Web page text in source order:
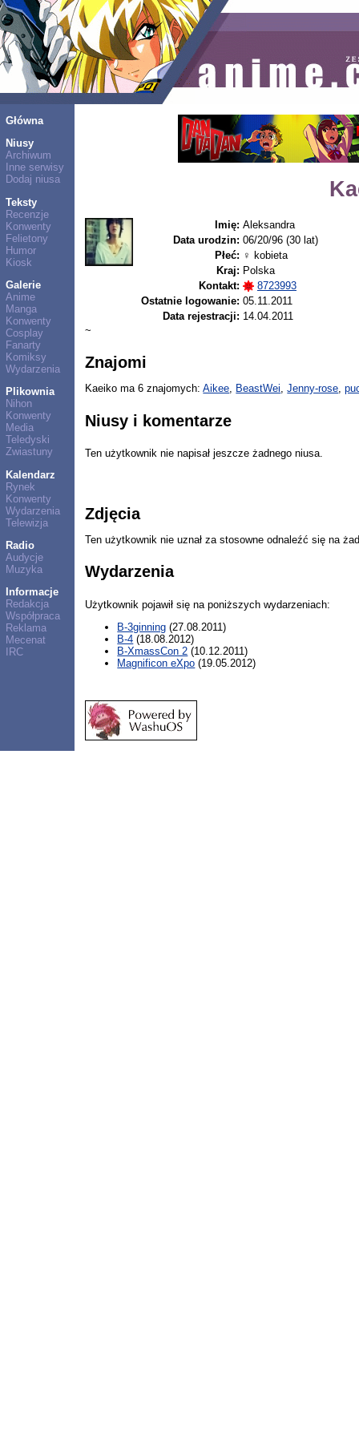
Główna
Niusy
Archiwum
Inne serwisy
Dodaj niusa
Teksty
Recenzje
Konwenty
Felietony
Humor
Kiosk
Galerie
Anime
Manga
Konwenty
Cosplay
Fanarty
Komiksy
Wydarzenia
Plikownia
Nihon
Konwenty
Media
Teledyski
Zwiastuny
Kalendarz
Rynek
Konwenty
Wydarzenia
Telewizja
Radio
Audycje
Muzyka
Informacje
Redakcja
Współpraca
Reklama
Mecenat
IRC
Imię: Aleksandra
Data urodzin: 06/20/96 (30 lat)
Płeć: ♀ kobieta
Kraj: Polska
Kontakt:
8723993
Ostatnie logowanie: 05.11.2011
Data rejestracji: 14.04.2011
~
Znajomi
Kaeiko ma 6 znajomych:Aikee, BeastWei,Jenny-rose,
Niusy i komentarze
Ten użytkownik nie napisał jeszcze żadnego niusa.
Zdjęcia
Ten użytkownik nie uznał za stosowne odnaleźć się na
Wydarzenia
Użytkownik pojawił się na poniższych wydarzeniach:
B-3ginning (27.08.2011)
B-4 (18.08.2012)
B-XmassCon 2 (10.12.2011)
Magnificon eXpo (19.05.2012)